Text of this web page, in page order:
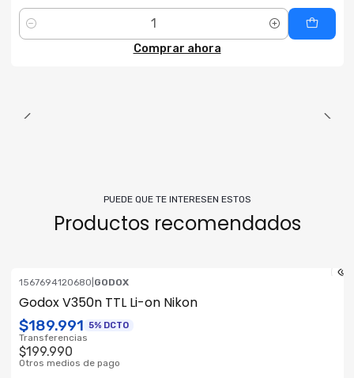
Cantidad
Comprar ahora
PUEDE QUE TE INTERESEN ESTOS
Productos recomendados
1567694120680 GODOX
Godox V350n TTL Li-on Nikon
$189.991 5% DCTO
Transferencias
$199.990
Otros medios de pago